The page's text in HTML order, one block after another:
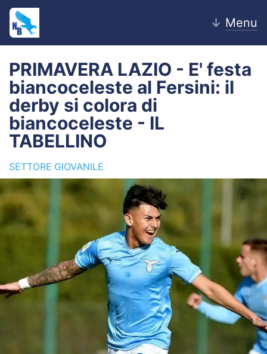
↓ Menu
Home
News
Pagelle
Settore Giovanile
Lazio Women
Calciomercato
Video
PRIMAVERA LAZIO - E' festa
biancoceleste al Fersini: il
derby si colora di
biancoceleste - IL
TABELLINO
SETTORE GIOVANILE